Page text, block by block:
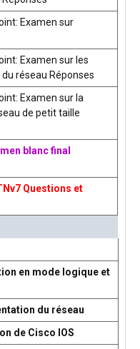
Examen sur
Examen sur les
réseau Réponses
Examen sur la
de petit taille
blanc final
Questions et
en mode logique et
du réseau
de Cisco IOS